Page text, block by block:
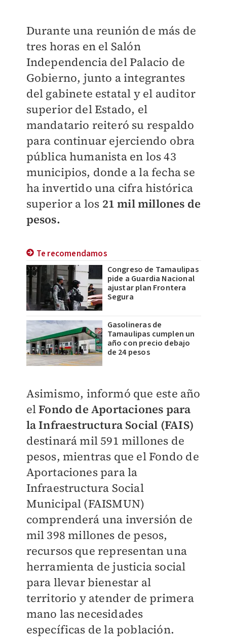
Durante una reunión de más de
tres horas en el Salón
Independencia del Palacio de
Gobierno, junto a integrantes
del gabinete estatal y el auditor
superior del Estado, el
mandatario reiteró su respaldo
para continuar ejerciendo obra
pública humanista en los 43
municipios, donde a la fecha se
ha invertido una cifra histórica
superior a los 21 mil millones de
pesos.
Te recomendamos
Congreso de Tamaulipas
pide a Guardia Nacional
ajustar plan Frontera
Segura
Gasolineras de
Tamaulipas cumplen un
año con precio debajo
de 24 pesos
Asimismo, informó que este año
elFondo de Aportaciones para
la Infraestructura Social (FAIS)
destinará mil 591 millones de
pesos, mientras que el Fondo de
Aportaciones para la
Infraestructura Social
Municipal (FAISMUN)
comprenderá una inversión de
mil 398 millones de pesos,
recursos que representan una
herramienta de justicia social
para llevar bienestar al
territorio y atender de primera
mano las necesidades
específicas de la población.